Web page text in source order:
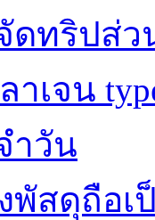
ดทริปส่ว
าเจน
ำวัน
พัสดุถือเ